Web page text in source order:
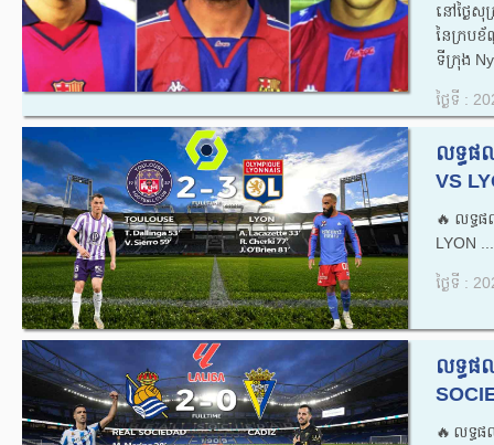
នៅថ្ងៃសុ
នៃក្រប
ទីក្រុង
ថ្ងៃទី :
លទ្ធផ
VS
🔥លទ្ធ
LYON ...
ថ្ងៃទី :
លទ្ធផ
🔥លទ្ធផ